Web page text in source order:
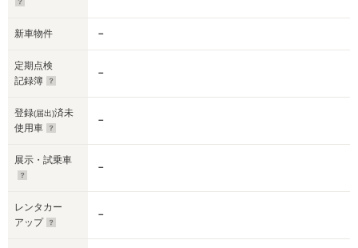
新車物件 －
定期点検
記録簿
－
登録(届出)済未
使用車
－
展示・試乗車
－
レンタカー
アップ
－